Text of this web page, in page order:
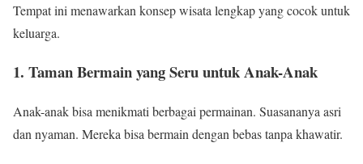
Tempat ini menawarkan konsep wisata lengkap yang cocok untuk
keluarga.
1. Taman Bermain yang Seru untuk Anak-Anak
Anak-anak bisa menikmati berbagai permainan. Suasananya asri
dan nyaman. Mereka bisa bermain dengan bebas tanpa khawatir.